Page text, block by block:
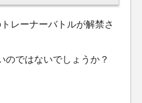
レーナーバトルが解禁さ
のではないでしょうか？